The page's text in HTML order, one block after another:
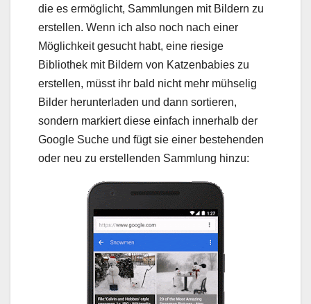
die es ermöglicht, Sammlungen mit Bildern zu
erstellen. Wenn ich also noch nach einer
Möglichkeit gesucht habt, eine riesige
Bibliothek mit Bildern von Katzenbabies zu
erstellen, müsst ihr bald nicht mehr mühselig
Bilder herunterladen und dann sortieren,
sondern markiert diese einfach innerhalb der
Google Suche und fügt sie einer bestehenden
oder neu zu erstellenden Sammlung hinzu: